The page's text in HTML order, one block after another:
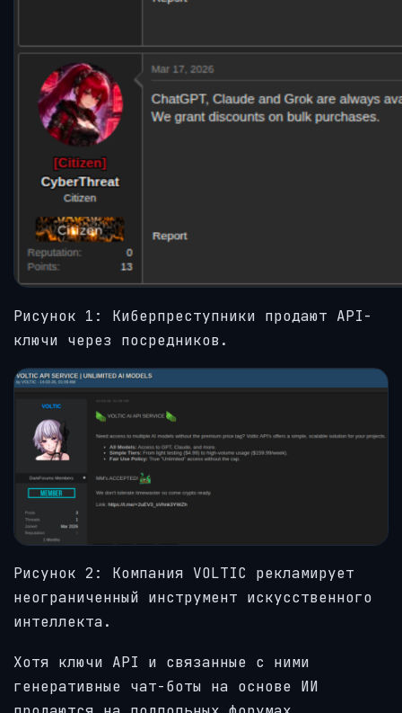
Рисунок 1: Киберпреступники продают API-
ключи через посредников.
Рисунок 2: Компания VOLTIC рекламирует
неограниченный инструмент искусственного
интеллекта.
Хотя ключи API и связанные с ними
генеративные чат-боты на основе ИИ